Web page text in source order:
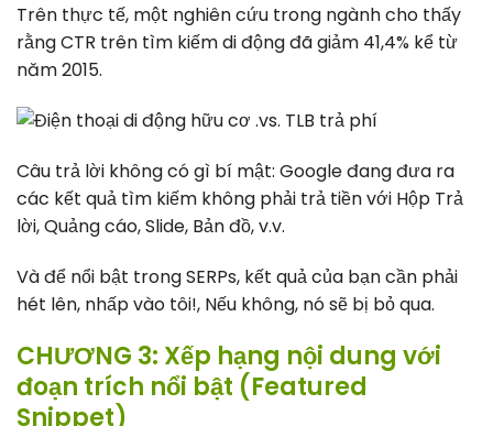
Trên thực tế, một nghiên cứu trong ngành cho thấy
rằng CTR trên tìm kiếm di động đã giảm 41,4% kể từ
năm 2015.
Câu trả lời không có gì bí mật: Google đang đưa ra
các kết quả tìm kiếm không phải trả tiền với Hộp Trả
lời, Quảng cáo, Slide, Bản đồ, v.v.
Và để nổi bật trong SERPs, kết quả của bạn cần phải
hét lên, nhấp vào tôi!, Nếu không, nó sẽ bị bỏ qua.
CHƯƠNG 3: Xếp hạng nội dung với
đoạn trích nổi bật (Featured
Snippet)